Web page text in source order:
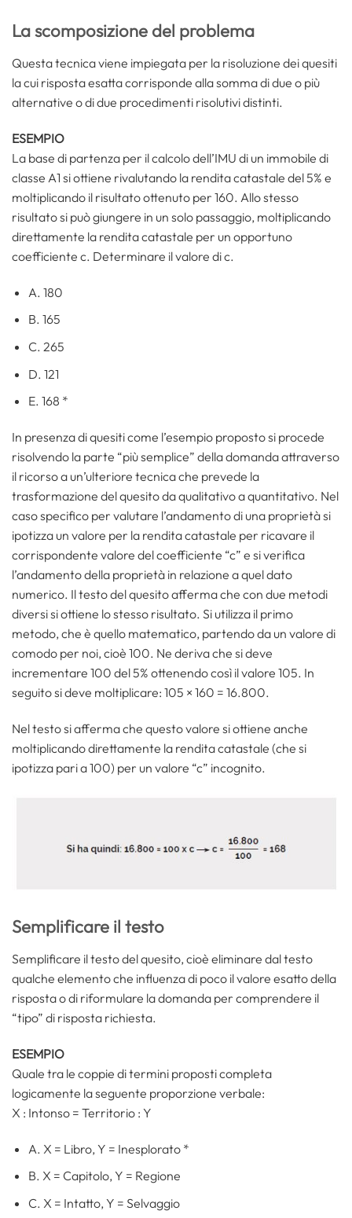
La scomposizione del problema
Questa tecnica viene impiegata per la risoluzione dei quesiti
la cui risposta esatta corrisponde alla somma di due o più
alternative o di due procedimenti risolutivi distinti.
ESEMPIO
La base di partenza per il calcolo dell’IMU di un immobile di
classe A1 si ottiene rivalutando la rendita catastale del 5% e
moltiplicando il risultato ottenuto per 160. Allo stesso
risultato si può giungere in un solo passaggio, moltiplicando
direttamente la rendita catastale per un opportuno
coefficiente c. Determinare il valore di c.
A. 180
B. 165
C. 265
D. 121
E. 168 *
In presenza di quesiti come l’esempio proposto si procede
risolvendo la parte “più semplice” della domanda attraverso
il ricorso a un’ulteriore tecnica che prevede la
trasformazione del quesito da qualitativo a quantitativo. Nel
caso specifico per valutare l’andamento di una proprietà si
ipotizza un valore per la rendita catastale per ricavare il
corrispondente valore del coefficiente “c” e si verifica
l’andamento della proprietà in relazione a quel dato
numerico. Il testo del quesito afferma che con due metodi
diversi si ottiene lo stesso risultato. Si utilizza il primo
metodo, che è quello matematico, partendo da un valore di
comodo per noi, cioè 100. Ne deriva che si deve
incrementare 100 del 5% ottenendo così il valore 105. In
seguito si deve moltiplicare: 105 × 160 = 16.800.
Nel testo si afferma che questo valore si ottiene anche
moltiplicando direttamente la rendita catastale (che si
ipotizza pari a 100) per un valore “c” incognito.
Semplificare il testo
Semplificare il testo del quesito, cioè eliminare dal testo
qualche elemento che influenza di poco il valore esatto della
risposta o di riformulare la domanda per comprendere il
“tipo” di risposta richiesta.
ESEMPIO
Quale tra le coppie di termini proposti completa
logicamente la seguente proporzione verbale:
X : Intonso = Territorio : Y
A. X = Libro, Y = Inesplorato *
B. X = Capitolo, Y = Regione
C. X = Intatto, Y = Selvaggio